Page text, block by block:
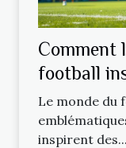
Comment
football
talents ?
Le monde du
inspirent des...